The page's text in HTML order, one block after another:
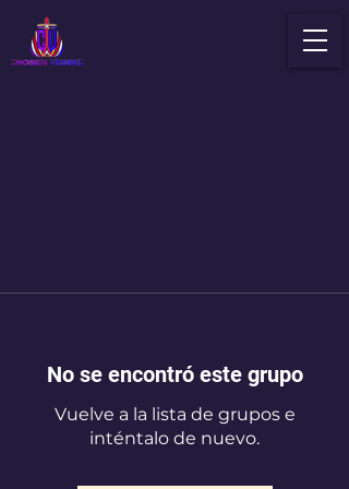
No se encontró este grupo
Vuelve a la lista de grupos e
inténtalo de nuevo.